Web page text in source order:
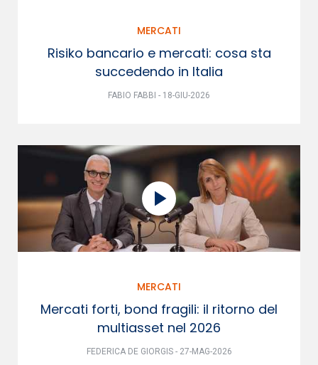
MERCATI
Risiko bancario e mercati: cosa sta
succedendo in Italia
FABIO FABBI - 18-GIU-2026
MERCATI
Mercati forti, bond fragili: il ritorno del
multiasset nel 2026
FEDERICA DE GIORGIS - 27-MAG-2026